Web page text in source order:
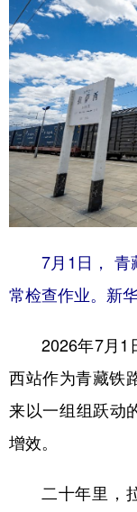
7月1日， 青
常检查作业。新
2026年7月1
西站作为青藏铁
来以一组组跃动
增效。
二十年里，